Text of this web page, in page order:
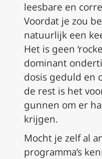
leesbare en
Voordat je zou
natuurlijk een
Het is geen
dominant
dosis geduld en
de rest is het
gunnen om er
krijgen.
Mocht je zelf al
programma’s